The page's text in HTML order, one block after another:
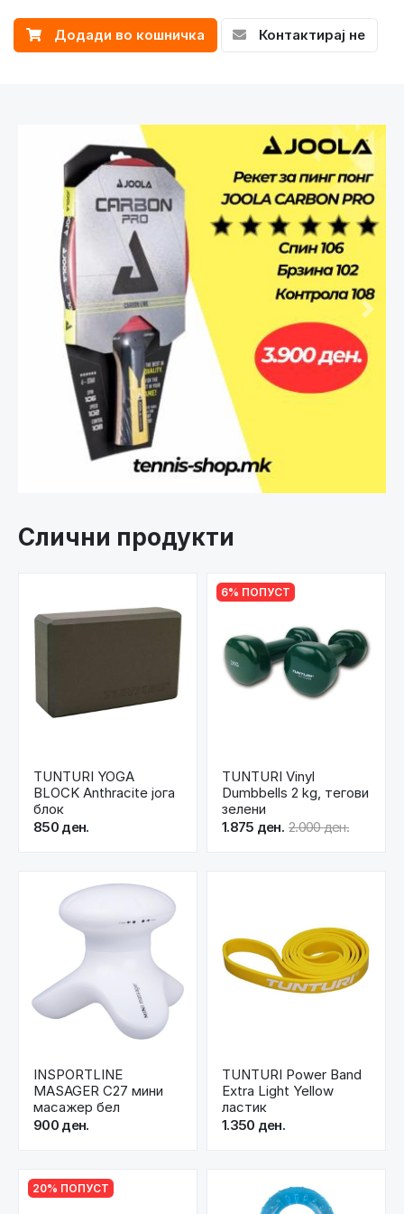
Додади во кошничка Контактирај не
Претходно
Слични продукти
TUNTURI YOGA
BLOCK Anthracite јога
блок
850 ден.
6% ПОПУСТ
TUNTURI Vinyl
Dumbbells 2 kg, тегови
зелени
1.875 ден. 2.000 ден.
INSPORTLINE
MASAGER C27 мини
масажер бел
900 ден.
TUNTURI Power Band
Extra Light Yellow
ластик
1.350 ден.
20% ПОПУСТ